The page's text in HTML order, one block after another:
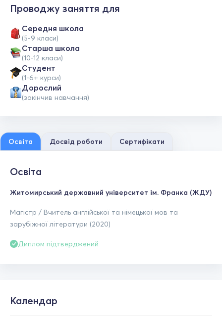
Проводжу заняття для
Середня школа
(5-9 класи)
Старша школа
(10-12 класи)
Студент
(1-6+ курси)
Дорослий
(закінчив навчання)
Освіта Досвід роботи Сертифікати
Освіта
Житомирський державний університет ім. Франка (ЖДУ)
Магістр / Вчитель англійської та німецької мов та
зарубіжної літератури (2020)
Диплом підтверджений
Календар